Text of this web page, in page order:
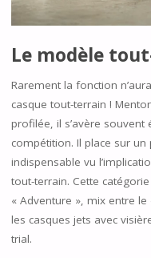
Le modèle
Rarement la fonction
casque tout-terrain !
profilée, il s’avère
compétition. Il place sur
indispensable vu
tout-terrain. Cette
« Adventure », mix entre
les casques jets avec
trial.